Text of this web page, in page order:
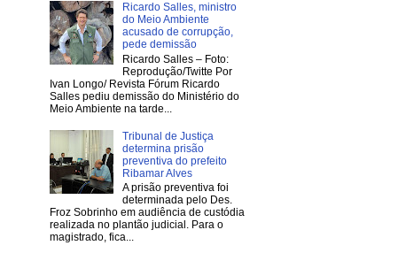
Ricardo Salles, ministro
do Meio Ambiente
acusado de corrupção,
pede demissão
Ricardo Salles – Foto:
Reprodução/Twitte Por
Ivan Longo/ Revista Fórum Ricardo
Salles pediu demissão do Ministério do
Meio Ambiente na tarde...
Tribunal de Justiça
determina prisão
preventiva do prefeito
Ribamar Alves
A prisão preventiva foi
determinada pelo Des.
Froz Sobrinho em audiência de custódia
realizada no plantão judicial. Para o
magistrado, fica...